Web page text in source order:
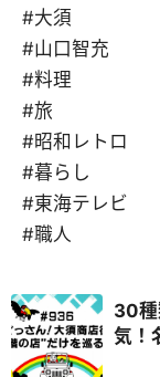
#大須
#山口智充
#料理
#旅
#昭和レトロ
#暮らし
#東海テレビ
#職人
30種
気！